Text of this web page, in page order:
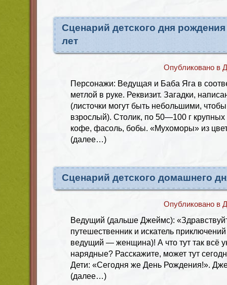
Сценарий детского дня
лет
Опубликовано в
Персонажи: Ведущая и Баба Яга в
метлой в руке. Реквизит. Загадки,
(листочки могут быть небольшими,
взрослый). Столик, по 50—100 г
кофе, фасоль, бобы. «Мухоморы» из
(далее…)
Сценарий детского домашнего
Опубликовано в
Ведущий (дальше Джеймс):
путешественник и искатель
ведущий — женщина)! А что тут так всё
нарядные? Расскажите, может тут
Дети: «Сегодня же День Рождения!».
(далее…)